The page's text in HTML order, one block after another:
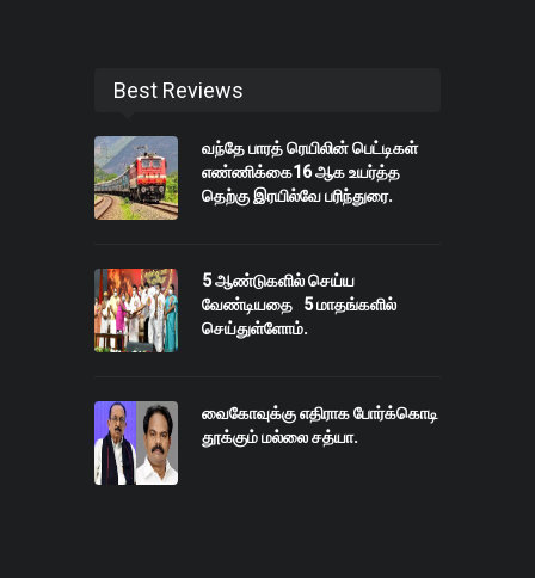
Best Reviews
வந்தே பாரத் ரெயிலின் பெட்டிகள்
எண்ணிக்கை16 ஆக உயர்த்த
தெற்கு இரயில்வே பரிந்துரை.
5 ஆண்டுகளில் செய்ய
வேண்டியதை 5 மாதங்களில்
செய்துள்ளோம்.
வைகோவுக்கு எதிராக போர்க்கொடி
தூக்கும் மல்லை சத்யா.